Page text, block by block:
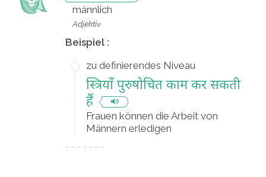
männlich
Adjektiv
Beispiel :
zu definierendes Niveau
स्त्रियाँ पुरुषोचित काम कर सकती
हैं
Frauen können die Arbeit von
Männern erledigen